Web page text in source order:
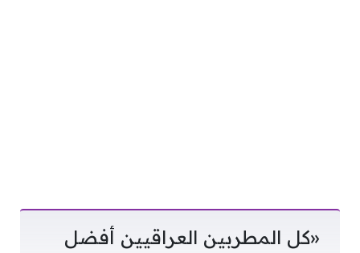
«كل المطربين العراقيين أفضل